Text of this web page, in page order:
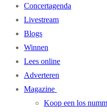
Concertagenda
Livestream
Blogs
Winnen
Lees online
Adverteren
Magazine
Koop een los